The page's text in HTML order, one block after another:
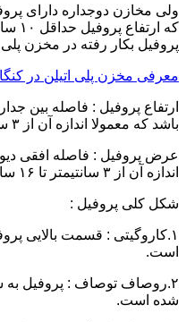
ولی مخازن دوجداره دارای
که
پروفیل بکار رفته در مخزن پلی
معرفی مخزن پلی اتیلن در
ارتفاع پروفیل : فاصله بین
باشد که معمولا اندازه آن از ۳ سانتیمتر تا ۱۶ سانتیمتر است.
عرض پروفیل : فاصله افقی
اندازه آن از ۳ سانتیمتر تا ۱۶ سانتیمتر است.
شکل کلی پروفیل :
۱.کاروگیتی : قسمت بالایی
است.
۲.روصاف توصاف : پروفیل
شده است.